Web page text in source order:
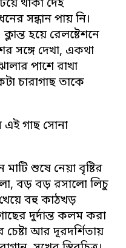
থাকা দেহ
সন্ধান পায় নি।
হয়ে রেলষ্টেশনে
সঙ্গে দেখা, একথা
পাশে রাখা
চারাগাছ তাকে
এই গাছ সোনা
শুষে নেয়া বৃষ্টির
বড় বড় রসালো লিচু
বহু কাঠখড়
দুর্দান্ত কলম করা
আর দূরদর্শিতায়